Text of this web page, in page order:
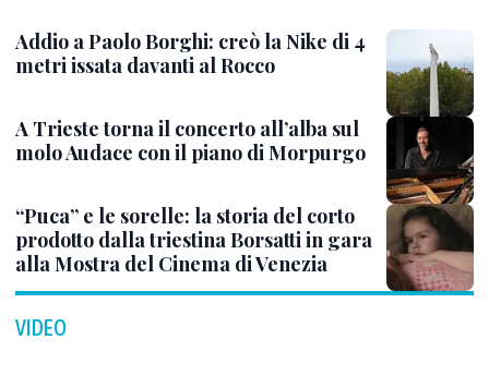
Addio a Paolo Borghi: creò la Nike di 4
metri issata davanti al Rocco
A Trieste torna il concerto all’alba sul
molo Audace con il piano di Morpurgo
“Puca” e le sorelle: la storia del corto
prodotto dalla triestina Borsatti in gara
alla Mostra del Cinema di Venezia
VIDEO